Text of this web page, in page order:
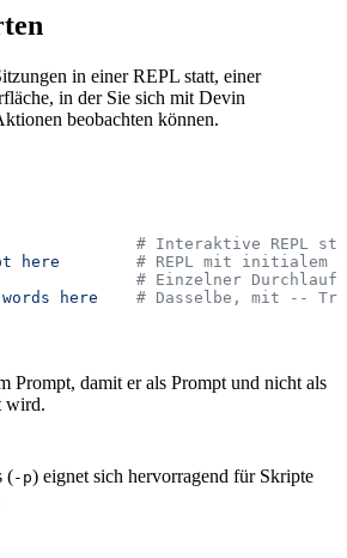
in einer REPL statt, einer
in der Sie sich mit Devin
beobachten können.
# Interaktive REPL
here
# REPL mit initialem
# Einzelner
words here
# Dasselbe, mit --
Prompt, damit er als Prompt und nicht als
wird.
(-p) eignet sich hervorragend für Skripte